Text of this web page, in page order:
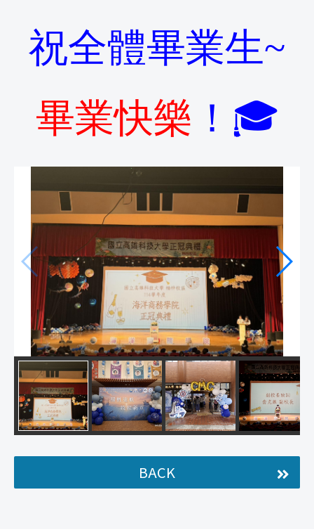
祝全體畢業生~
畢業快樂 ！🎓
BACK